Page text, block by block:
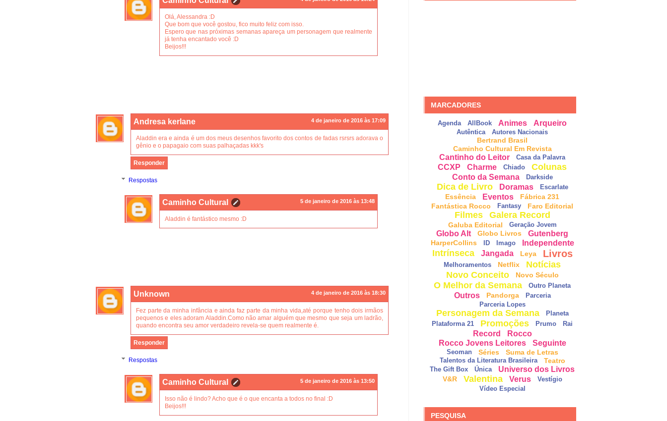
Olá, Alessandra :D
Que bom que você gostou, fico muito feliz com isso.
Espero que nas próximas semanas apareça um personagem que realmente
já tenha encantado você :D
Beijos!!!
Andresa kerlane 4 de janeiro de 2016 às 17:09
Aladdin era e ainda é um dos meus desenhos favorito dos contos de fadas rsrsrs adorava o
gênio e o papagaio com suas palhaçadas kkk's
Responder
Respostas
Caminho Cultural 5 de janeiro de 2016 às 13:48
Aladdin é fantástico mesmo :D
Unknown 4 de janeiro de 2016 às 18:30
Fez parte da minha infância e ainda faz parte da minha vida,até porque tenho dois irmãos
pequenos e eles adoram Aladdin.Como não amar alguém que mesmo que seja um ladrão,
quando encontra seu amor verdadeiro revela-se quem realmente é.
Responder
Respostas
Caminho Cultural 5 de janeiro de 2016 às 13:50
Isso não é lindo? Acho que é o que encanta a todos no final :D
Beijos!!!
MARCADORES
Agenda AllBook Animes Arqueiro
Autêntica Autores Nacionais
Bertrand Brasil
Caminho Cultural Em Revista
Cantinho do Leitor Casa da Palavra
CCXP Charme Chiado Colunas
Conto da Semana Darkside
Dica de Livro Doramas Escarlate
Essência Eventos
Fábrica 231
Fantástica Rocco
Fantasy Faro Editorial
Filmes Galera Record
Galuba Editorial Geração Jovem
Globo Alt Globo Livros Gutenberg
HarperCollins ID Imago Independente
Intrínseca Jangada Leya Livros
Melhoramentos Netflix
Notícias
Novo Conceito
Novo Século
O Melhor da Semana Outro Planeta
Outros Pandorga
Parceria
Parceria Lopes
Personagem da Semana
Planeta
Plataforma 21
Promoções Prumo Rai
Record
Rocco
Rocco Jovens Leitores
Seguinte
Seoman Séries Suma de Letras
Talentos da Literatura Brasileira Teatro
The Gift Box Única Universo dos Livros
V&R Valentina Verus
Vestígio
Vídeo Especial
PESQUISA